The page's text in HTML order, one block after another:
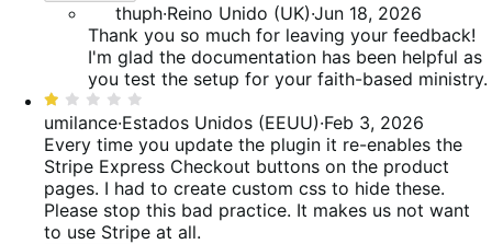
thuph·Reino Unido (UK)·Jun 18, 2026
Thank you so much for leaving your feedback!
I'm glad the documentation has been helpful as
you test the setup for your faith-based ministry.
Valoración:
1
de
5
umilance·Estados Unidos (EEUU)·Feb 3, 2026
Every time you update the plugin it re-enables the
Stripe Express Checkout buttons on the product
pages. I had to create custom css to hide these.
Please stop this bad practice. It makes us not want
to use Stripe at all.